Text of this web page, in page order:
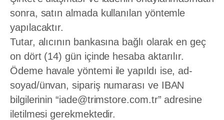
sonra, satın almada kullanılan yöntemle
yapılacaktır.
Tutar, alıcının bankasına bağlı olarak en geç
on dört (14) gün içinde hesaba aktarılır.
Ödeme havale yöntemi ile yapıldı ise, ad-
soyad/ünvan, sipariş numarası ve IBAN
bilgilerinin “iade@trimstore.com.tr” adresine
iletilmesi gerekmektedir.